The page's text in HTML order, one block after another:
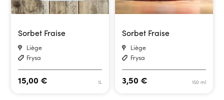
Sorbet Fraise
Liège
Frysa
1L
15,00€
Sorbet Fraise
Liège
Frysa
150 ml
3,50 €